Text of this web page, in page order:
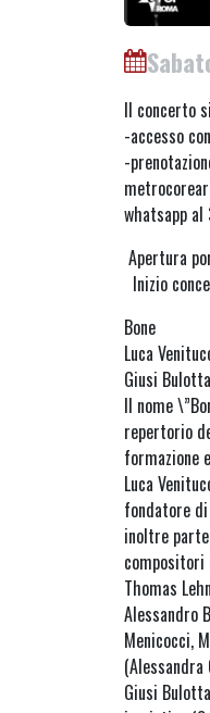
Il concerto
-accesso
-
whatsapp
Apertura
Inizio
Bone
Luca
Giusi
Il nome
repertorio
formazione
Luca
fondatore
inoltre
compositori
Thomas
Alessandro
Menicocci,
Giusi